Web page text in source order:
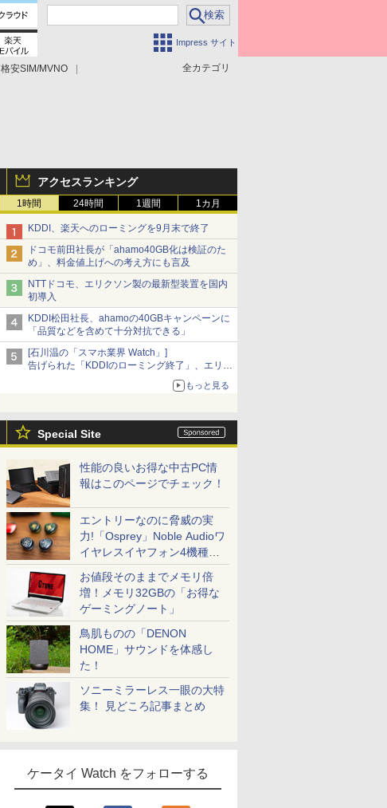
Impress サイト
全カテゴリ
格安SIM/MVNO
アクセスランキング
1時間 24時間 1週間 1カ月
KDDI、楽天へのローミングを9月末で終了
ドコモ前田社長が「ahamo40GB化は検証のた
め」、料金値上げへの考え方にも言及
NTTドコモ、エリクソン製の最新型装置を国内
初導入
KDDI松田社長、ahamoの40GBキャンペーンに
「品質などを含めて十分対抗できる」
[石川温の「スマホ業界 Watch」]
告げられた「KDDIのローミング終了」、エリア
マップの落とし穴と楽天モバイルの課題
もっと見る
Special Site
性能の良いお得な中古PC情
報はこのページでチェック！
エントリーなのに脅威の実
力!「Osprey」Noble Audioワ
イヤレスイヤフォン4機種を
一気に聴く
お値段そのままでメモリ倍
増！メモリ32GBの「お得な
ゲーミングノート」
鳥肌ものの「DENON
HOME」サウンドを体感し
た！
ソニーミラーレス一眼の大特
集！ 見どころ記事まとめ
ケータイ Watch をフォローする